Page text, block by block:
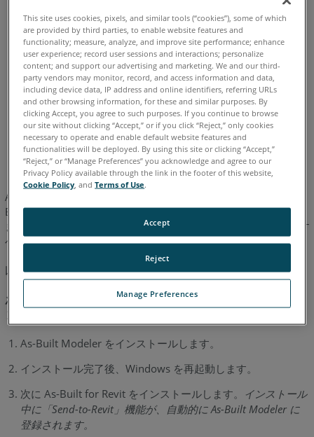
フランス語
ポルトガル語 中国語 日本語 英語
As-Built Modeler のダウンロードおよびインストールは、As-
Built for Revit 2019.2 以降ではセットアップルーチンに含まれ
ます。しかし、インストール・プロセスでは、セットアップがす
べて完了する前に再スタートを余儀なくされる。これにより
「Send-to-Revit」App がインストールされません。その場合、
以下の手順でソフトウェアをインストールしてください。
注記:
手順を実行する前に、開いているファイルを保存し不要な
As-Built Modeler をインストールします。
インストール完了後、Windows を再起動します。
次に As-Built for Revit をインストールします。
インストール
中に「Send-to-Revit」機能が、自動的に As-Built Modeler に
登録されます。
This site uses cookies, pixels, and similar tools (“cookies”), some of which
are provided by third parties, to enable website features and
functionality; measure, analyze, and improve site performance; enhance
user experience; record user sessions and interactions; personalize
content; and support our advertising and marketing. We and our third-
party vendors may monitor, record, and access information and data,
including device data, IP address and online identifiers, referring URLs
and other browsing information, for these and similar purposes. By
clicking Accept, you agree to such purposes. If you continue to browse
our site without clicking “Accept,” or if you click “Reject,” only cookies
necessary to operate and enable default website features and
functionalities will be deployed. By using this site or clicking “Accept,”
“Reject,” or “Manage Preferences” you acknowledge and agree to our
Privacy Policy available through the link in the footer of this website,
Cookie Policy , andTerms of Use.
Manage Preferences
Reject
Accept